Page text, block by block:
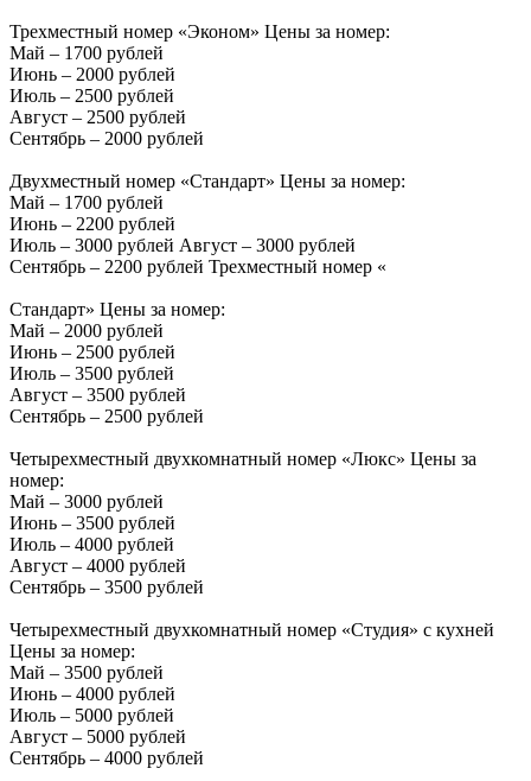
Трехместный номер «Эконом» Цены за номер:
Май – 1700 рублей
Июнь – 2000 рублей
Июль – 2500 рублей
Август – 2500 рублей
Сентябрь – 2000 рублей
Двухместный номер «Стандарт» Цены за номер:
Май – 1700 рублей
Июнь – 2200 рублей
Июль – 3000 рублей Август – 3000 рублей
Сентябрь – 2200 рублей Трехместный номер «
Стандарт» Цены за номер:
Май – 2000 рублей
Июнь – 2500 рублей
Июль – 3500 рублей
Август – 3500 рублей
Сентябрь – 2500 рублей
Четырехместный двухкомнатный номер «Люкс» Цены за
номер:
Май – 3000 рублей
Июнь – 3500 рублей
Июль – 4000 рублей
Август – 4000 рублей
Сентябрь – 3500 рублей
Четырехместный двухкомнатный номер «Студия» с кухней
Цены за номер:
Май – 3500 рублей
Июнь – 4000 рублей
Июль – 5000 рублей
Август – 5000 рублей
Сентябрь – 4000 рублей